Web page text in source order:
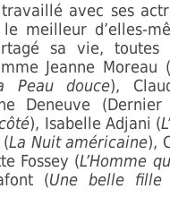
avec ses
meilleur d’elles-
sa vie, toutes
Jeanne Moreau
Peau douce),
Deneuve (Dernier
), Isabelle Adjani (
La Nuit américaine),
Fossey (L’Homme
(Une belle fille